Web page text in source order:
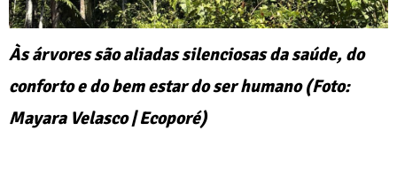
Às árvores são aliadas silenciosas da saúde, do
conforto e do bem estar do ser humano (Foto:
Mayara Velasco | Ecoporé)